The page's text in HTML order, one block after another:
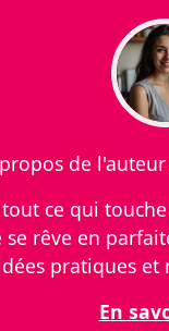
de
ce qui
rêve en
pratiques
En